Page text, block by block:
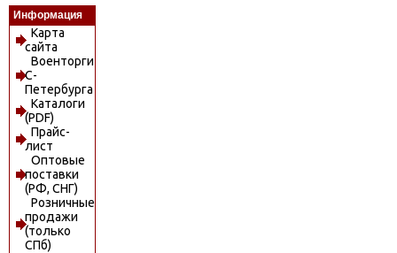
Информация
Карта
сайта
Военторги
С-
Петербурга
Каталоги
(PDF)
Прайс-
лист
Оптовые
поставки
(РФ, СНГ)
Розничные
продажи
(только
СПб)